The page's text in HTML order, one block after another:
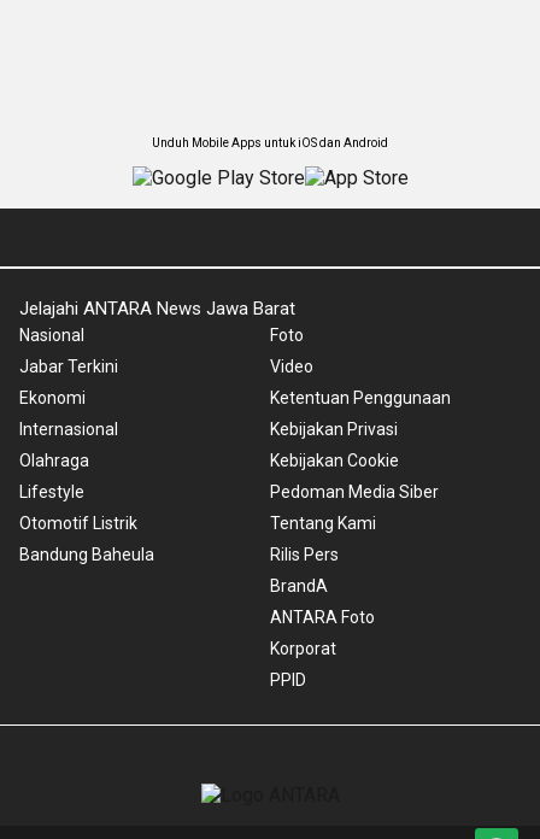
Unduh Mobile Apps untuk iOS dan Android
Jelajahi ANTARA News Jawa Barat
Nasional
Jabar Terkini
Ekonomi
Internasional
Olahraga
Lifestyle
Otomotif Listrik
Bandung Baheula
Foto
Video
Ketentuan Penggunaan
Kebijakan Privasi
Kebijakan Cookie
Pedoman Media Siber
Tentang Kami
Rilis Pers
BrandA
ANTARA Foto
Korporat
PPID